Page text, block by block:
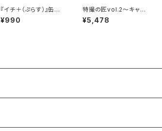
『イチ＋（ぷらす）』缶バッ
ジセット
¥990
特撮の匠vol.2～キャメ
ラマン・照明・美術デザ
イン・音響効果 編～
¥5,478